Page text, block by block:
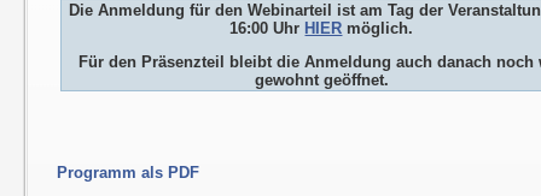
Die Anmeldung für den Webinarteil ist am Tag der
16:00 Uhr HIER möglich.
Für den Präsenzteil bleibt die Anmeldung auch danach noch
gewohnt geöffnet.
Programm als PDF